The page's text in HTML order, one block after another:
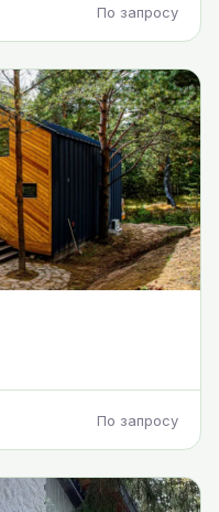
По запросу
По запросу